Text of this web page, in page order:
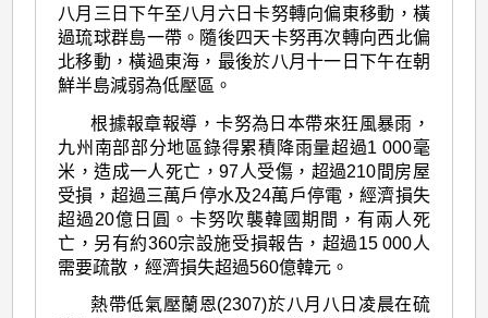
八月三日下午至八月六日卡努轉向偏東移動，橫
過琉球群島一帶。隨後四天卡努再次轉向西北偏
北移動，橫過東海，最後於八月十一日下午在朝
鮮半島減弱為低壓區。
根據報章報導，卡努為日本帶來狂風暴雨，
九州南部部分地區錄得累積降雨量超過1 000毫
米，造成一人死亡，97人受傷，超過210間房屋
受損，超過三萬戶停水及24萬戶停電，經濟損失
超過20億日圓。卡努吹襲韓國期間，有兩人死
亡，另有約360宗設施受損報告，超過15 000人
需要疏散，經濟損失超過560億韓元。
熱帶低氣壓蘭恩(2307)於八月八日凌晨在硫